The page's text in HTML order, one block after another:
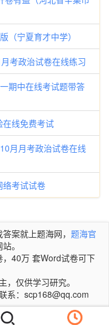
（宁夏育才中学）
考政治试卷在线练习
期中在线考试题带答
线免费考试
月月考政治试卷在线
络考试试卷
案就上题海网， 题海官
。
40万 套Word试卷可下
，仅供学习研究。
系：scp168@qq.com